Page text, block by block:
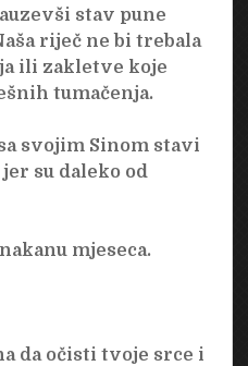
stav pune
riječ ne bi trebala
ili zakletve koje
tumačenja.
svojim Sinom stavi
su daleko od
mjeseca.
da očisti tvoje srce i